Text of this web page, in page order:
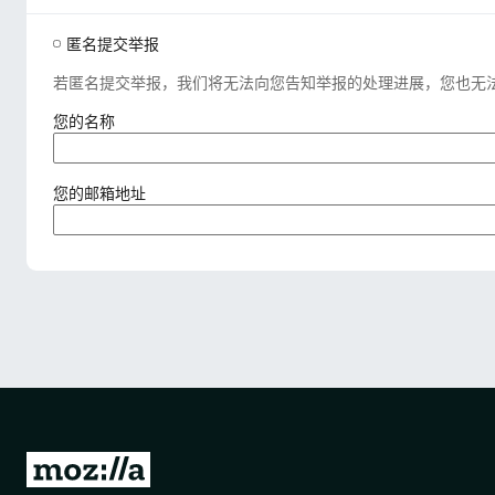
匿名提交举报
若匿名提交举报，我们将无法向您告知举报的处理进展，您也无
您的名称（
填
）
您的邮箱地址（
填
转